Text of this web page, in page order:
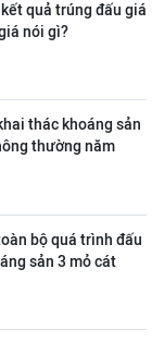
quả trúng đấu giá
nói gì?
thác khoáng sản
thường năm
bộ quá trình đấu
sản 3 mỏ cát